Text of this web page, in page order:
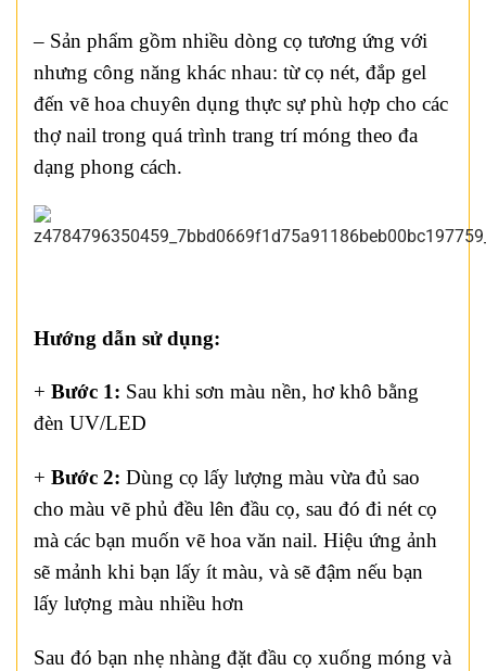
– Sản phẩm gồm nhiều dòng cọ tương ứng với
nhưng công năng khác nhau: từ cọ nét, đắp gel
đến vẽ hoa chuyên dụng thực sự phù hợp cho các
thợ nail trong quá trình trang trí móng theo đa
dạng phong cách.
Hướng dẫn sử dụng:
+ Bước 1: Sau khi sơn màu nền, hơ khô bằng
đèn UV/LED
+ Bước 2: Dùng cọ lấy lượng màu vừa đủ sao
cho màu vẽ phủ đều lên đầu cọ, sau đó đi nét cọ
mà các bạn muốn vẽ hoa văn nail. Hiệu ứng ảnh
sẽ mảnh khi bạn lấy ít màu, và sẽ đậm nếu bạn
lấy lượng màu nhiều hơn
Sau đó bạn nhẹ nhàng đặt đầu cọ xuống móng và